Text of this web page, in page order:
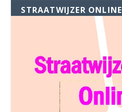
STRAATWIJZER ONLINE